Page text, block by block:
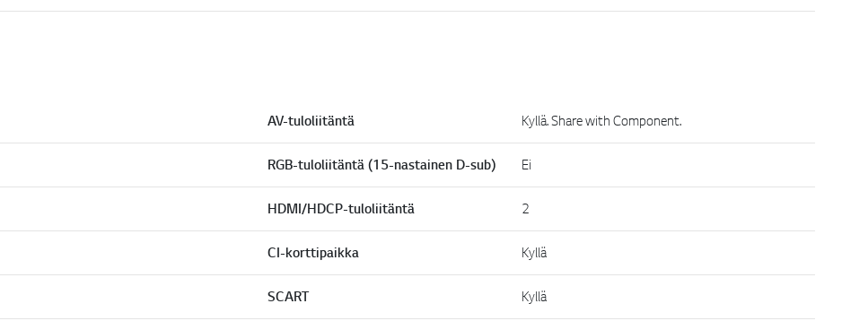
AV-tuloliitäntä Kyllä. Share with Component.
RGB-tuloliitäntä (15-nastainen D-sub) Ei
HDMI/HDCP-tuloliitäntä 2
CI-korttipaikka Kyllä
SCART Kyllä